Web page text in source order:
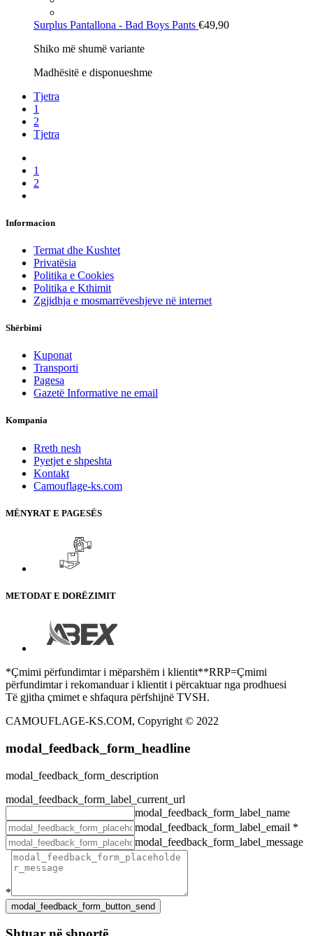
Surplus Pantallona - Bad Boys Pants €49,90
Shiko më shumë variante
Madhësitë e disponueshme
Tjetra
1
2
Tjetra
1
2
Informacion
Termat dhe Kushtet
Privatësia
Politika e Cookies
Politika e Kthimit
Zgjidhja e mosmarrëveshjeve në internet
Shërbimi
Kuponat
Transporti
Pagesa
Gazetë Informative ne email
Kompania
Rreth nesh
Pyetjet e shpeshta
Kontakt
Camouflage-ks.com
MËNYRAT E PAGESËS
METODAT E DORËZIMIT
*Çmimi përfundimtar i mëparshëm i klientit**RRP=Çmimi
përfundimtar i rekomanduar i klientit i përcaktuar nga prodhuesi
Të gjitha çmimet e shfaqura përfshijnë TVSH.
CAMOUFLAGE-KS.COM, Copyright © 2022
modal_feedback_form_headline
modal_feedback_form_description
modal_feedback_form_label_current_url
modal_feedback_form_label_name
modal_feedback_form_label_email *
modal_feedback_form_label_message
*